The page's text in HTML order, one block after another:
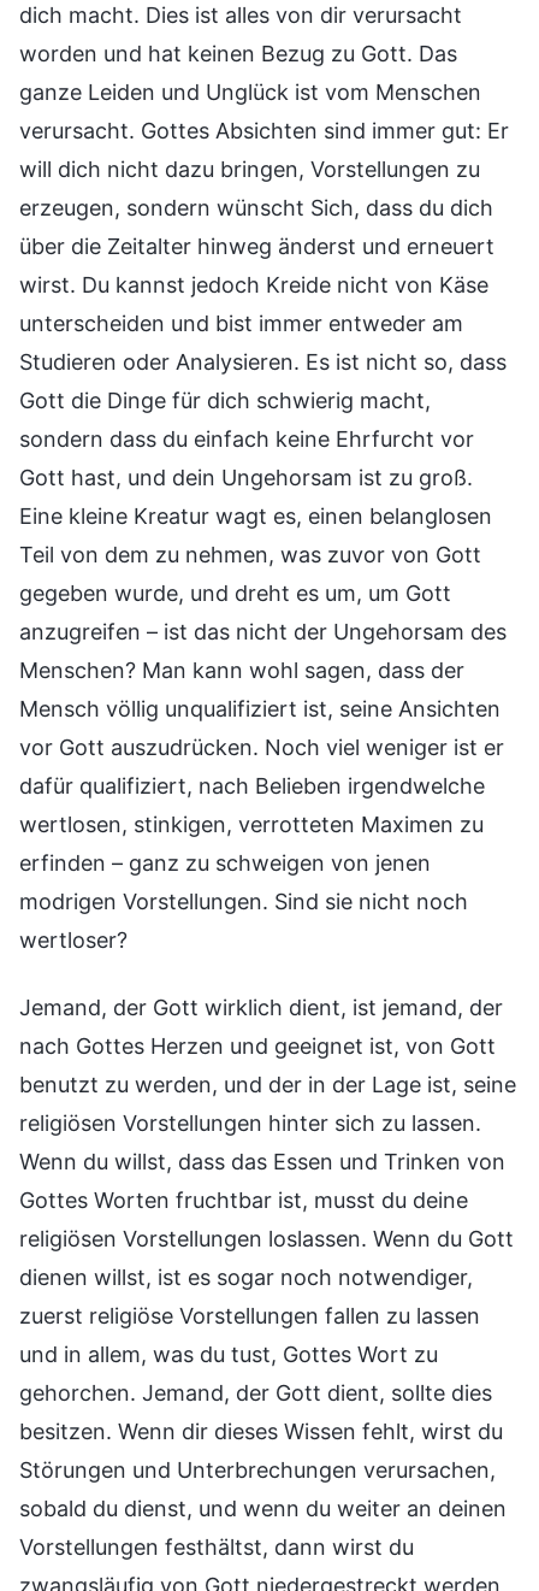
dich macht. Dies ist alles von dir verursacht
worden und hat keinen Bezug zu Gott. Das
ganze Leiden und Unglück ist vom Menschen
verursacht. Gottes Absichten sind immer gut: Er
will dich nicht dazu bringen, Vorstellungen zu
erzeugen, sondern wünscht Sich, dass du dich
über die Zeitalter hinweg änderst und erneuert
wirst. Du kannst jedoch Kreide nicht von Käse
unterscheiden und bist immer entweder am
Studieren oder Analysieren. Es ist nicht so, dass
Gott die Dinge für dich schwierig macht,
sondern dass du einfach keine Ehrfurcht vor
Gott hast, und dein Ungehorsam ist zu groß.
Eine kleine Kreatur wagt es, einen belanglosen
Teil von dem zu nehmen, was zuvor von Gott
gegeben wurde, und dreht es um, um Gott
anzugreifen – ist das nicht der Ungehorsam des
Menschen? Man kann wohl sagen, dass der
Mensch völlig unqualifiziert ist, seine Ansichten
vor Gott auszudrücken. Noch viel weniger ist er
dafür qualifiziert, nach Belieben irgendwelche
wertlosen, stinkigen, verrotteten Maximen zu
erfinden – ganz zu schweigen von jenen
modrigen Vorstellungen. Sind sie nicht noch
wertloser?
Jemand, der Gott wirklich dient, ist jemand, der
nach Gottes Herzen und geeignet ist, von Gott
benutzt zu werden, und der in der Lage ist, seine
religiösen Vorstellungen hinter sich zu lassen.
Wenn du willst, dass das Essen und Trinken von
Gottes Worten fruchtbar ist, musst du deine
religiösen Vorstellungen loslassen. Wenn du Gott
dienen willst, ist es sogar noch notwendiger,
zuerst religiöse Vorstellungen fallen zu lassen
und in allem, was du tust, Gottes Wort zu
gehorchen. Jemand, der Gott dient, sollte dies
besitzen. Wenn dir dieses Wissen fehlt, wirst du
Störungen und Unterbrechungen verursachen,
sobald du dienst, und wenn du weiter an deinen
Vorstellungen festhältst, dann wirst du
zwangsläufig von Gott niedergestreckt werden,